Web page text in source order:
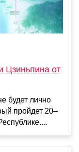
Цзиньпина от
будет лично
пройдет 20–